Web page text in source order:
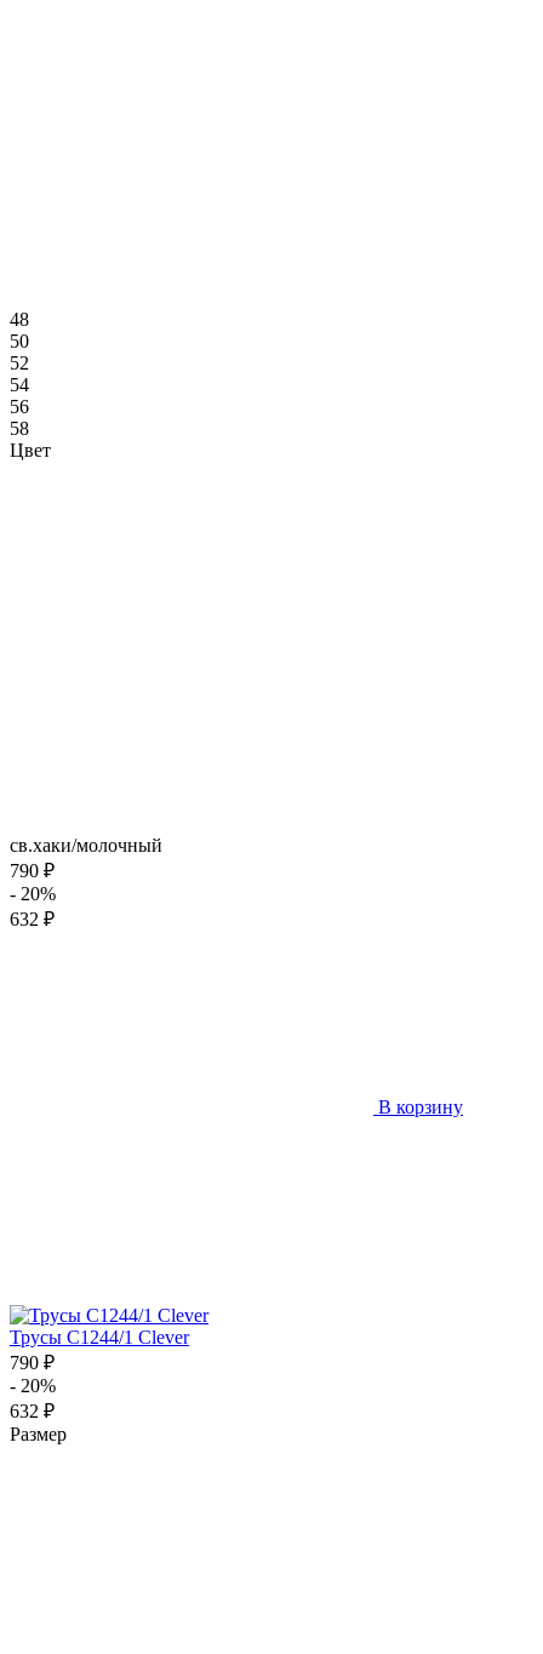
48
50
52
54
56
58
Цвет
св.хаки/молочный
790 ₽
- 20%
632 ₽
В корзину
Трусы C1244/1 Clever
790 ₽
- 20%
632 ₽
Размер